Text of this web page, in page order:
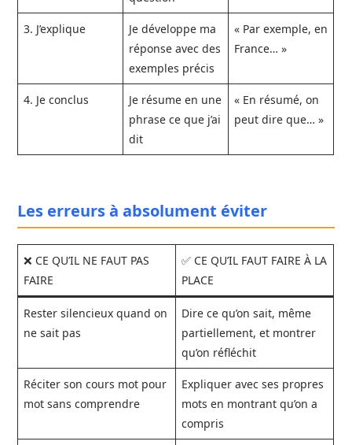
3. J’explique
Je développe ma
réponse avec des
exemples précis
« Par exemple, en
France… »
4. Je conclus
Je résume en une
phrase ce que j’ai
dit
« En résumé, on
peut dire que… »
Les erreurs à absolument éviter
❌ CE QU’IL NE FAUT PAS
FAIRE
✅ CE QU’IL FAUT FAIRE À LA
PLACE
Rester silencieux quand on
ne sait pas
Dire ce qu’on sait, même
partiellement, et montrer
qu’on réfléchit
Réciter son cours mot pour
mot sans comprendre
Expliquer avec ses propres
mots en montrant qu’on a
compris